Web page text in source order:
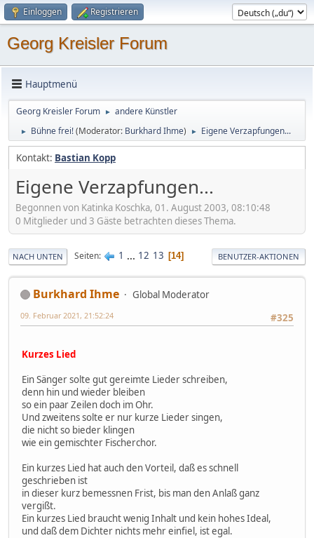
Einloggen Registrieren
Georg Kreisler Forum
Hauptmenü
Georg Kreisler Forum ► andere Künstler
► Bühne frei!(Moderator: Burkhard Ihme) ► Eigene Verzapfungen...
Kontakt: Bastian Kopp
Eigene Verzapfungen...
Begonnen von Katinka Koschka, 01. August 2003, 08:10:48
0 Mitglieder und 3 Gäste betrachten dieses Thema.
NACH UNTEN Seiten 1 ... 12 13 14 BENUTZER-AKTIONEN
Burkhard Ihme
Global Moderator
#325
09. Februar 2021, 21:52:24
Kurzes Lied
Ein Sänger solte gut gereimte Lieder schreiben,
denn hin und wieder bleiben
so ein paar Zeilen doch im Ohr.
Und zweitens solte er nur kurze Lieder singen,
die nicht so bieder klingen
wie ein gemischter Fischerchor.
Ein kurzes Lied hat auch den Vorteil, daß es schnell
geschrieben ist
in dieser kurz bemessnen Frist, bis man den Anlaß ganz
vergißt.
Ein kurzes Lied braucht wenig Inhalt und kein hohes Ideal,
und daß dem Dichter nichts mehr einfiel, ist egal.